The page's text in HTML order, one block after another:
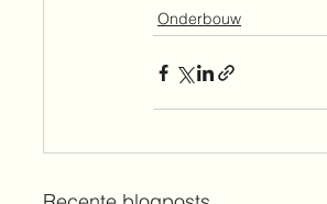
Onderbouw